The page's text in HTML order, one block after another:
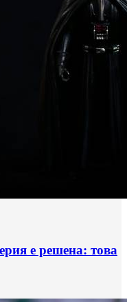
е решена: това